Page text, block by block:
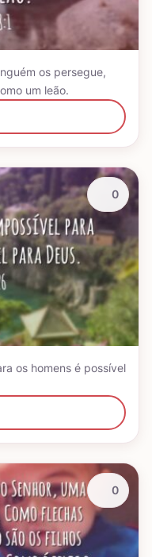
os persegue,
um leão.
os homens é possível
0
0